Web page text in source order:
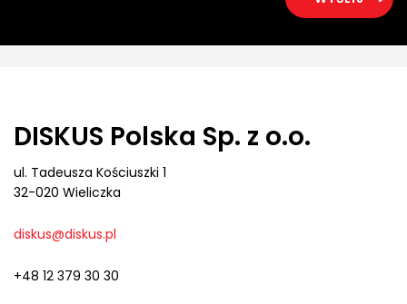
DISKUS Polska Sp. z o.o.
ul. Tadeusza Kościuszki 1
32-020 Wieliczka
diskus@diskus.pl
+48 12 379 30 30